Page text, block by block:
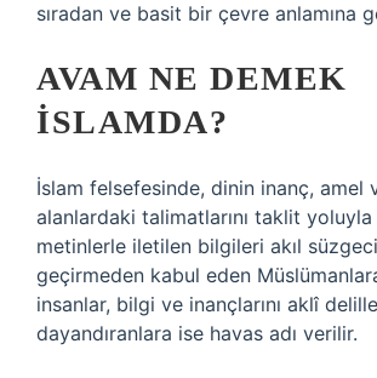
sıradan ve basit bir çevre anlamına
AVAM NE DEMEK
ISLAMDA?
İslam felsefesinde, dinin inanç, amel
alanlardaki talimatlarını taklit
metinlerle iletilen bilgileri akıl
geçirmeden kabul eden
insanlar, bilgi ve inançlarını aklî
dayandıranlara ise havas adı verilir.